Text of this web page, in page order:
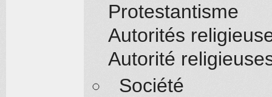
Protestantisme
Autorités
Autorité
Société